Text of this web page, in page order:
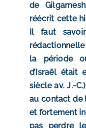
de
réécrit cette
Il faut
la période
d’Israël était
siècle av. J.-
au contact de
et fortement
pas perdre